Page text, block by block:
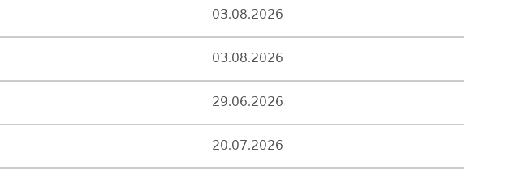
03.08.2026
03.08.2026
29.06.2026
20.07.2026